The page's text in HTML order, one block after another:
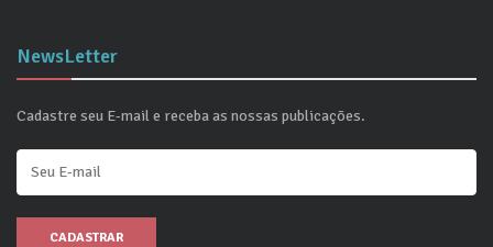
NewsLetter
Cadastre seu E-mail e receba as nossas publicações.
CADASTRAR